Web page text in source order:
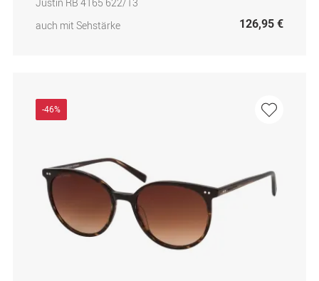
auch mit Sehstärke
126,95 €
-46%